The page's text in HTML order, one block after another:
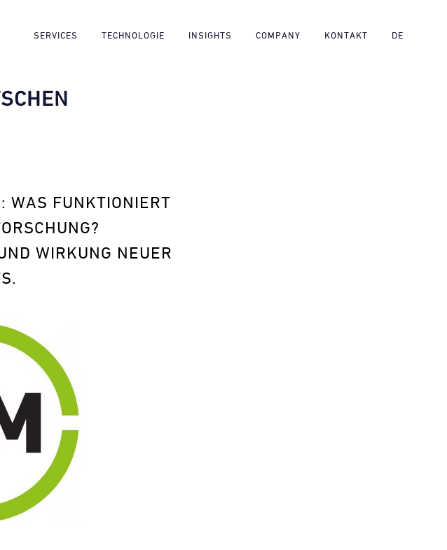
SERVICES TECHNOLOGIE INSIGHTS COMPANY KONTAKT DE
WAS FUNKTIONIERT
WIRKUNG NEUER